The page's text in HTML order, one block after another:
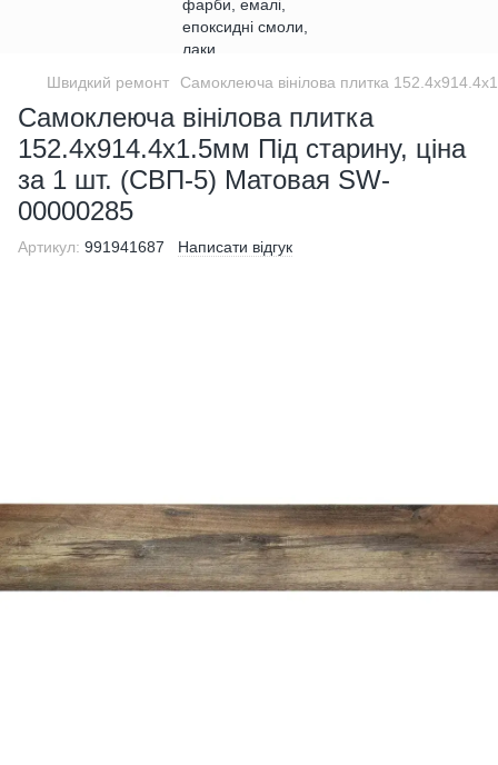
Швидкий ремонт Самоклеюча вінілова плитка
Самоклеюча вінілова плитка
152.4х914.4х1.5мм Під старину, ціна
за 1 шт. (СВП-5) Матовая SW-
00000285
Артикул: 991941687 Написати відгук